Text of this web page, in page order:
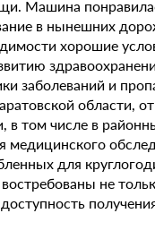
Машина
в нынешних
хорошие
заболеваний и
области,
том числе в
для
не